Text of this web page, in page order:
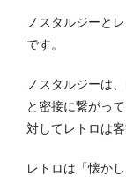
ノスタルジーと
です。
ノスタルジーは
と密接に繋がっ
対してレトロは
レトロは「懐か